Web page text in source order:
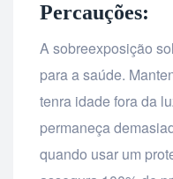
Percauções:
A sobreexposição
para a saúde.
tenra idade fora da
permaneça
quando usar um